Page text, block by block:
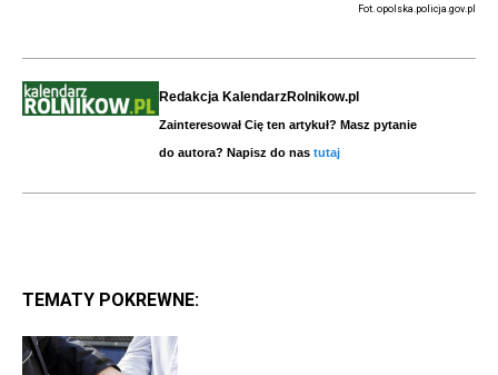
Fot. opolska.policja.gov.pl
Redakcja KalendarzRolnikow.pl
Zainteresował Cię ten artykuł? Masz pytanie
do autora? Napisz do nas tutaj
TEMATY POKREWNE: